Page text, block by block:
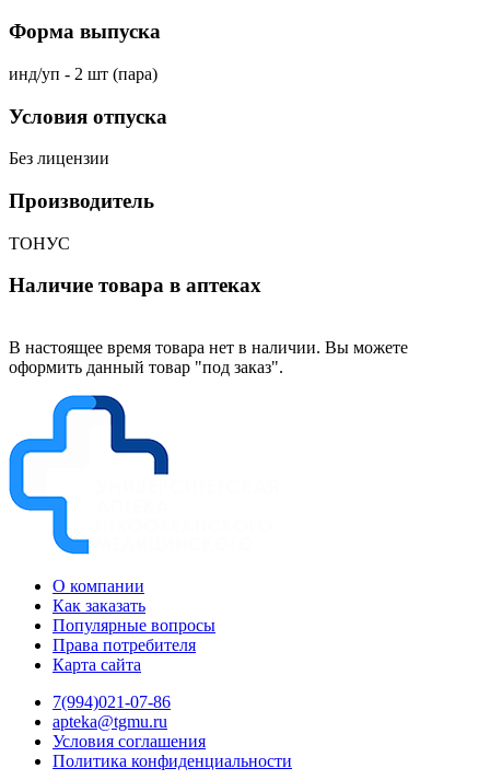
Форма выпуска
инд/уп - 2 шт (пара)
Условия отпуска
Без лицензии
Производитель
ТОНУС
Наличие товара в аптеках
В настоящее время товара нет в наличии. Вы можете
оформить данный товар "под заказ".
О компании
Как заказать
Популярные вопросы
Права потребителя
Карта сайта
7(994)021-07-86
apteka@tgmu.ru
Условия соглашения
Политика конфиденциальности